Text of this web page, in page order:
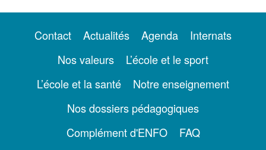
Contact Actualités Agenda
Internats
Nos valeurs
L’école et le sport
L’école et la santé
Notre enseignement
Nos dossiers pédagogiques
Complément d'ENFO
FAQ